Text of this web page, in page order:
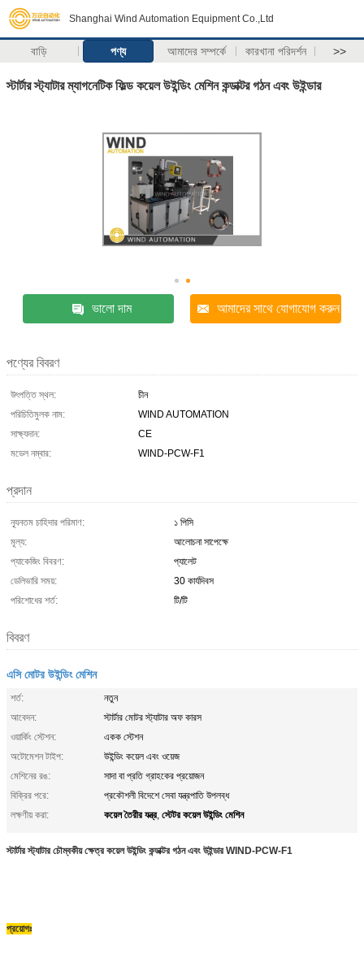
Shanghai Wind Automation Equipment Co.,Ltd
বাড়ি পণ্য আমাদের সম্পর্কে কারখানা পরিদর্শন >>
স্টার্টার স্ট্যাটার ম্যাগনেটিক ফিল্ড কয়েল উইন্ডিং মেশিন কন্ডাক্টর গঠন এবং উইন্ডার
ভালো দাম আমাদের সাথে যোগাযোগ করুন
পণ্যের বিবরণ
উৎপত্তি স্থল:
চীন
পরিচিতিমুলক নাম:
WIND AUTOMATION
সাক্ষ্যদান:
CE
মডেল নম্বার:
WIND-PCW-F1
প্রদান
ন্যূনতম চাহিদার পরিমাণ:
১ পিসি
মূল্য:
আলোচনা সাপেক্ষে
প্যাকেজিং বিবরণ:
প্যালেট
ডেলিভারি সময়:
30 কার্যদিবস
পরিশোধের শর্ত:
টি/টি
বিবরণ
এসি মোটর উইন্ডিং মেশিন
শর্ত:
নতুন
আবেদন:
স্টার্টার মোটর স্ট্যাটার অফ কারস
ওয়ার্কিং স্টেশন:
একক স্টেশন
অটোমেশন টাইপ:
উইন্ডিং কয়েল এবং ওয়েজ
মেশিনের রঙ:
সাদা বা প্রতি গ্রাহকের প্রয়োজন
বিক্রির পরে:
প্রকৌশলী বিদেশে সেবা যন্ত্রপাতি উপলব্ধ
লক্ষণীয় করা:
কয়েল তৈরীর যন্ত্র, স্টেটর কয়েল উইন্ডিং মেশিন
স্টার্টার স্ট্যাটার চৌম্বকীয় ক্ষেত্র কয়েল উইন্ডিং কন্ডাক্টর গঠন এবং উইন্ডার WIND-PCW-F1
প্রয়োগঃ